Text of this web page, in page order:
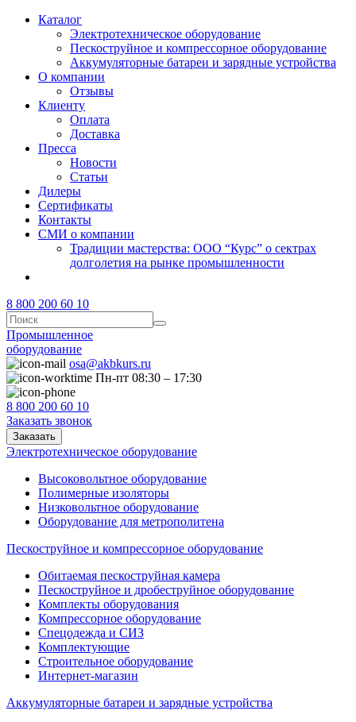
Каталог
Электротехническое оборудование
Пескоструйное и компрессорное оборудование
Аккумуляторные батареи и зарядные устройства
О компании
Отзывы
Клиенту
Оплата
Доставка
Пресса
Новости
Статьи
Дилеры
Сертификаты
Контакты
СМИ о компании
Традиции мастерства: ООО “Курс” о сектрах
долголетия на рынке промышленности
8 800 200 60 10
Промышленное
оборудование
osa@akbkurs.ru
Пн-пт 08:30 – 17:30
8 800 200 60 10
Заказать звонок
Заказать
Электротехническое оборудование
Высоковольтное оборудование
Полимерные изоляторы
Низковольтное оборудование
Оборудование для метрополитена
Пескоструйное и компрессорное оборудование
Обитаемая пескоструйная камера
Пескоструйное и дробеструйное оборудование
Комплекты оборудования
Компрессорное оборудование
Спецодежда и СИЗ
Комплектующие
Строительное оборудование
Интернет-магазин
Аккумуляторные батареи и зарядные устройства